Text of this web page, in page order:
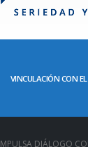
VINCULACIÓN CON
DIÁLOGO